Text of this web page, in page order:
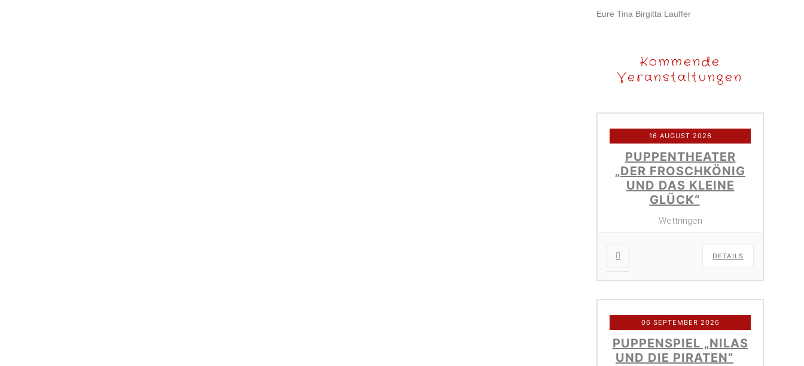
Eure Tina Birgitta Lauffer
Kommende
Veranstaltungen
16 AUGUST 2026
PUPPENTHEATER
„DER FROSCHKÖNIG
UND DAS KLEINE
GLÜCK“
Wettringen
DETAILS
06 SEPTEMBER 2026
PUPPENSPIEL „NILAS
UND DIE PIRATEN“